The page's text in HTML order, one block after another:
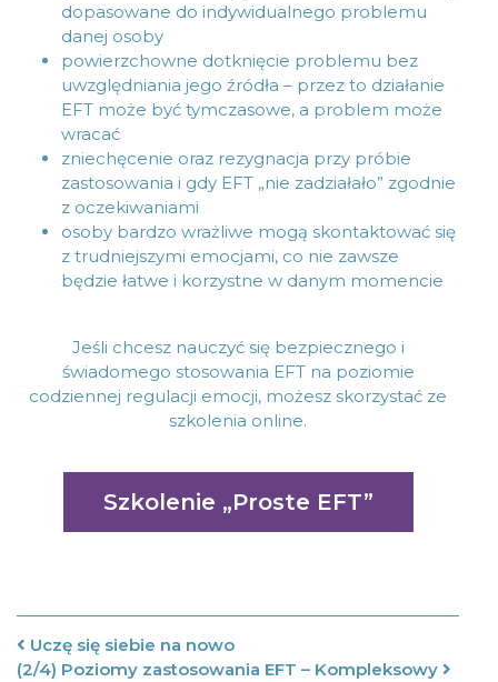
dopasowane do indywidualnego problemu
danej osoby
powierzchowne dotknięcie problemu bez
uwzględniania jego źródła – przez to działanie
EFT może być tymczasowe, a problem może
wracać
zniechęcenie oraz rezygnacja przy próbie
zastosowania i gdy EFT „nie zadziałało” zgodnie
z oczekiwaniami
osoby bardzo wrażliwe mogą skontaktować się
z trudniejszymi emocjami, co nie zawsze
będzie łatwe i korzystne w danym momencie
Jeśli chcesz nauczyć się bezpiecznego i
świadomego stosowania EFT na poziomie
codziennej regulacji emocji, możesz skorzystać ze
szkolenia online.
szkolenie „Proste EFT”
Nawigacja po artykułach
Uczę się siebie na nowo
(2/4) Poziomy zastosowania EFT – Kompleksowy